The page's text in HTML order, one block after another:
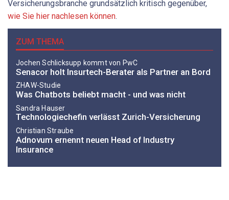
Versicherungsbranche grundsätzlich kritisch gegenüber,
wie Sie hier nachlesen können.
ZUM THEMA
Jochen Schlicksupp kommt von PwC
Senacor holt Insurtech-Berater als Partner an Bord
ZHAW-Studie
Was Chatbots beliebt macht - und was nicht
Sandra Hauser
Technologiechefin verlässt Zurich-Versicherung
Christian Straube
Adnovum ernennt neuen Head of Industry
Insurance